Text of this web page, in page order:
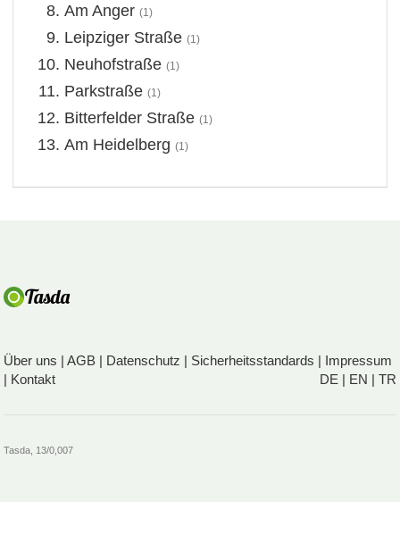
Am Anger (1)
Leipziger Straße (1)
Neuhofstraße (1)
Parkstraße (1)
Bitterfelder Straße (1)
Am Heidelberg (1)
Über uns |AGB Datenschutz Sicherheitsstandards
Impressum
Kontakt DE| EN TR
Tasda, 13/0,007